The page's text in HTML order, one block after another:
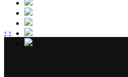
‹ ›